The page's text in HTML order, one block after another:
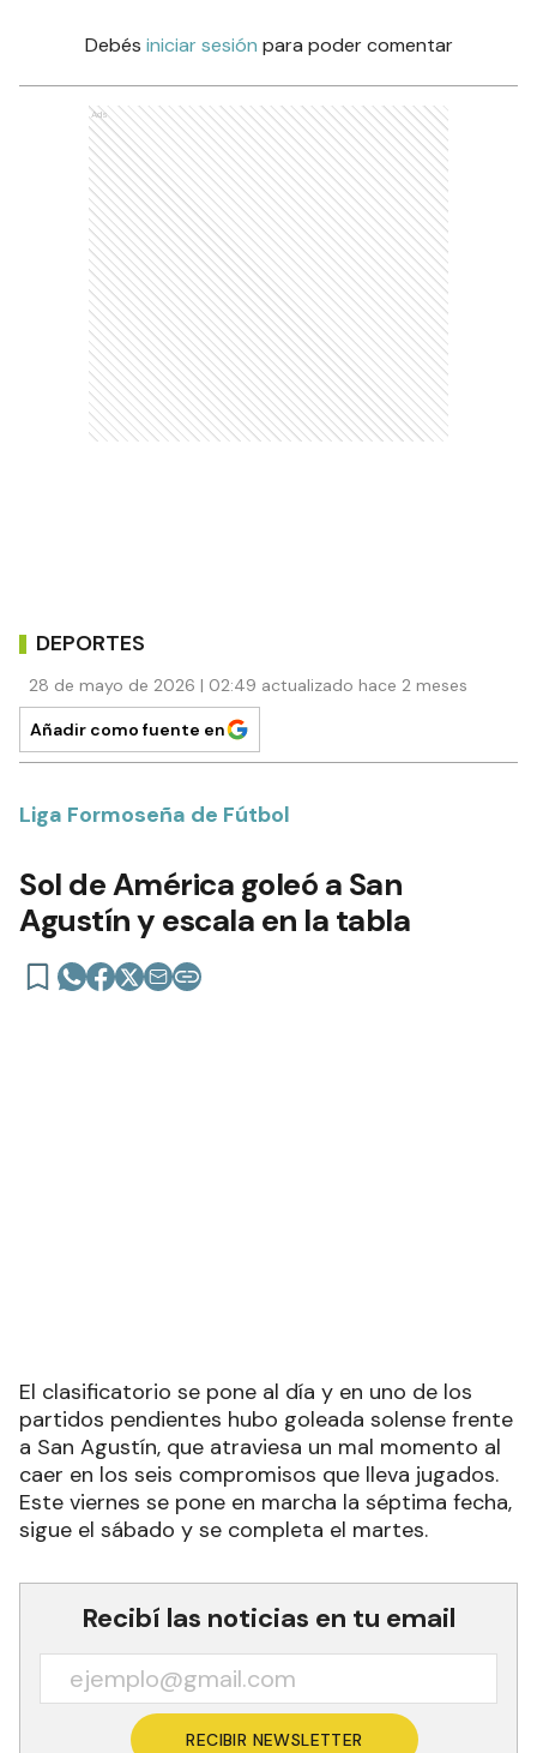
Debés iniciar sesión para poder comentar
Ads
DEPORTES
28 de mayo de 2026 | 02:49 actualizado hace 2 meses
Añadir como fuente en
Liga Formoseña de Fútbol
Sol de América goleó a San
Agustín y escala en la tabla
El clasificatorio se pone al día y en uno de los
partidos pendientes hubo goleada solense frente
a San Agustín, que atraviesa un mal momento al
caer en los seis compromisos que lleva jugados.
Este viernes se pone en marcha la séptima fecha,
sigue el sábado y se completa el martes.
Recibí las noticias en tu email
RECIBIR NEWSLETTER